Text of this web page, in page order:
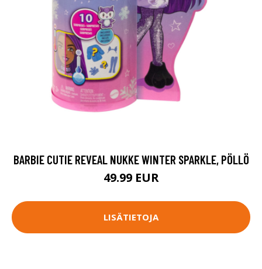
BARBIE CUTIE REVEAL NUKKE WINTER SPARKLE, PÖLLÖ
49.99 EUR
LISÄTIETOJA